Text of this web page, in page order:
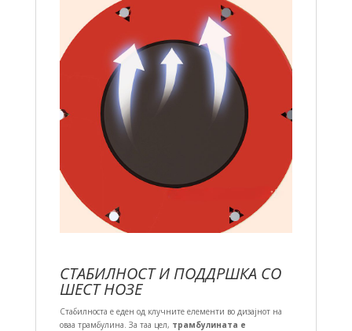
СТАБИЛНОСТ И ПОДДРШКА СО
ШЕСТ НОЗЕ
Стабилноста е еден од клучните елементи во дизајнот на
оваа трамбулина. За таа цел, трамбулината е